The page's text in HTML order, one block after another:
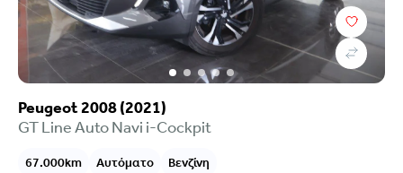
Peugeot 2008 (2021)
GT Line Auto Navi i-Cockpit
67.000km Αυτόματο Βενζίνη